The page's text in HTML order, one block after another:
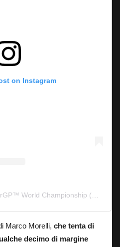
on Instagram
A post shared by FIM JuniorGP™ World Championship (@juniorgp)
Marco Morelli, che tenta di
decimo di margine